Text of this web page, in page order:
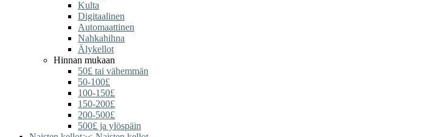
Kulta
Digitaalinen
Automaattinen
Nahkahihna
Älykellot
Hinnan mukaan
50£ tai vähemmän
50-100£
100-150£
150-200£
200-500£
500£ ja ylöspäin